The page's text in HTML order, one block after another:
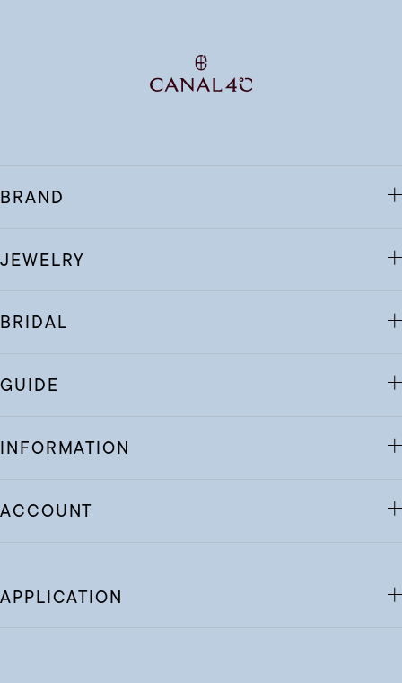
BRAND
JEWELRY
BRIDAL
GUIDE
INFORMATION
ACCOUNT
APPLICATION